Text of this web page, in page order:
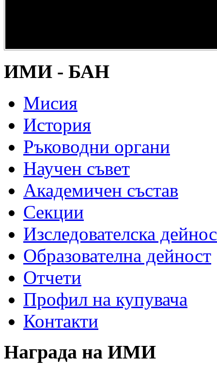
наследство” -
ИМИ - БАН
Мисия
История
Ръководни органи
Научен съвет
Академичен състав
Секции
Изследователска
Образователна дейност
Отчети
Профил на купувача
Контакти
Награда на ИМИ